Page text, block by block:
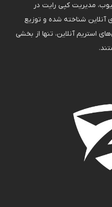
مدیریت کپی رایت در
آنلاین شناخته شده و توزیع
استریم آنلاین، تنها از بخشی